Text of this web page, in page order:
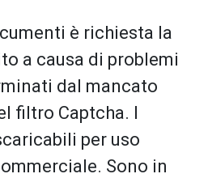
è richiesta la
a causa di problemi
dal mancato
filtro Captcha. I
per uso
Sono in